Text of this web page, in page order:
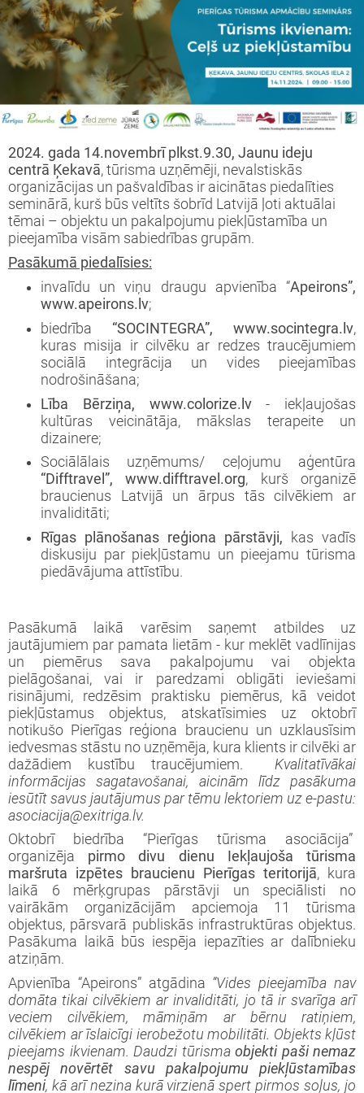
2024. gada 14.novembrī plkst.9.30, Jaunu ideju
centrā Ķekavā, tūrisma uzņēmēji, nevalstiskās
organizācijas un pašvaldības ir aicinātas piedalīties
seminārā, kurš būs veltīts šobrīd Latvijā ļoti aktuālai
tēmai – objektu un pakalpojumu piekļūstamība un
pieejamība visām sabiedrības grupām.
Pasākumā piedalīsies:
invalīdu un viņu draugu apvienība “Apeirons”,
www.apeirons.lv;
biedrība “SOCINTEGRA”, www.socintegra.lv,
kuras misija ir cilvēku ar redzes traucējumiem
sociālā integrācija un vides pieejamības
nodrošināšana;
Lība Bērziņa, www.colorize.lv- iekļaujošas
kultūras veicinātāja, mākslas terapeite un
dizainere;
Sociālālais uzņēmums/ ceļojumu aģentūra
“Difftravel”, www.difftravel.org, kurš organizē
braucienus Latvijā un ārpus tās cilvēkiem ar
invaliditāti;
Rīgas plānošanas reģiona pārstāvji, kas vadīs
diskusiju par piekļūstamu un pieejamu tūrisma
piedāvājuma attīstību.
Pasākumā laikā varēsim saņemt atbildes uz
jautājumiem par pamata lietām - kur meklēt vadlīnijas
un piemērus sava pakalpojumu vai objekta
pielāgošanai, vai ir paredzami obligāti ieviešami
risinājumi, redzēsim praktisku piemērus, kā veidot
piekļūstamus objektus, atskatīsimies uz oktobrī
notikušo Pierīgas reģiona braucienu un uzklausīsim
iedvesmas stāstu no uzņēmēja, kura klients ir cilvēki ar
dažādiem kustību traucējumiem. Kvalitatīvākai
informācijas sagatavošanai, aicinām līdz pasākuma
iesūtīt savus jautājumus par tēmu lektoriem uz e-pastu:
asociacija@exitriga.lv.
Oktobrī biedrība “Pierīgas tūrisma asociācija”
organizēja pirmo divu dienu Iekļaujoša tūrisma
maršruta izpētes braucienu
Pierīgas teritorijā, kura
laikā 6 mērķgrupas pārstāvji un speciālisti no
vairākām organizācijām apciemoja 11 tūrisma
objektus, pārsvarā publiskās infrastruktūras objektus.
Pasākuma laikā būs iespēja iepazīties ar dalībnieku
atziņām.
Apvienība “Apeirons” atgādina “Vides pieejamība nav
domāta tikai cilvēkiem ar invaliditāti, jo tā ir svarīga arī
veciem cilvēkiem, māmiņām ar bērnu ratiņiem,
cilvēkiem ar īslaicīgi ierobežotu mobilitāti. Objekts kļūst
pieejams ikvienam. Daudzi tūrisma objekti paši nemaz
nespēj novērtēt savu pakalpojumu piekļūstamības
līmeni, kā arī nezina kurā virzienā spert pirmos soļus, jo
un rekvizīti
projekti
semināri
“LEADER pieejas īstenošana 2009-
(ELFLA)”
“LEADER pieejas īstenošana 2009-
(EZF)”
projekti
iesniegumu veidlapas
semināri
iesniegumu vērtēšanas rezultāti
apstiprinātie projekti